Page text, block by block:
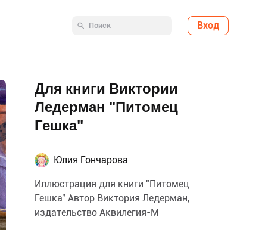
Вход
Для книги Виктории
Ледерман "Питомец
Гешка"
Юлия Гончарова
Иллюстрация для книги "Питомец
Гешка" Автор Виктория Ледерман,
издательство Аквилегия-М